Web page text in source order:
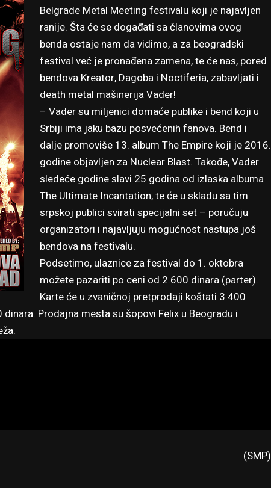
Belgrade Metal Meeting festivalu koji je najavljen
ranije. Šta će se događati sa članovima ovog
benda ostaje nam da vidimo, a za beogradski
festival već je pronađena zamena, te će nas, pored
bendova Kreator, Dagoba i Noctiferia, zabavljati i
death metal mašinerija Vader!
– Vader su miljenici domaće publike i bend koji u
Srbiji ima jaku bazu posvećenih fanova. Bend i
dalje promoviše 13. album The Empire koji je 2016.
godine objavljen za Nuclear Blast. Takođe, Vader
sledeće godine slavi 25 godina od izlaska albuma
The Ultimate Incantation, te će u skladu sa tim
srpskoj publici svirati specijalni set – poručuju
organizatori i najavljuju mogućnost nastupa još
bendova na festivalu.
Podsetimo, ulaznice za festival do 1. oktobra
možete pazariti po ceni od 2.600 dinara (parter).
Karte će u zvaničnoj pretprodaji koštati 3.400
Prodajna mesta su šopovi Felix u Beogradu i
(SMP)